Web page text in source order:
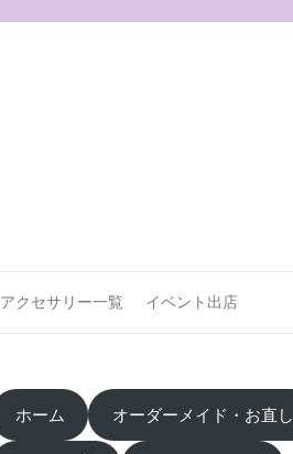
アクセサリー一覧 イベント出店
ホーム オーダーメイド・お直し